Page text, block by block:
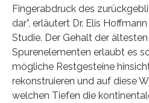
Fingerabdruck des
dar”, erläutert Dr. Elis
Studie. Der Gehalt der
Spurenelementen erlaubt es
mögliche Restgesteine
rekonstruieren und auf diese
welchen Tiefen die